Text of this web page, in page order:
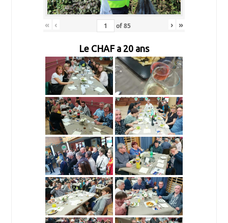
« ‹ of85 › »
Le CHAF a 20 ans